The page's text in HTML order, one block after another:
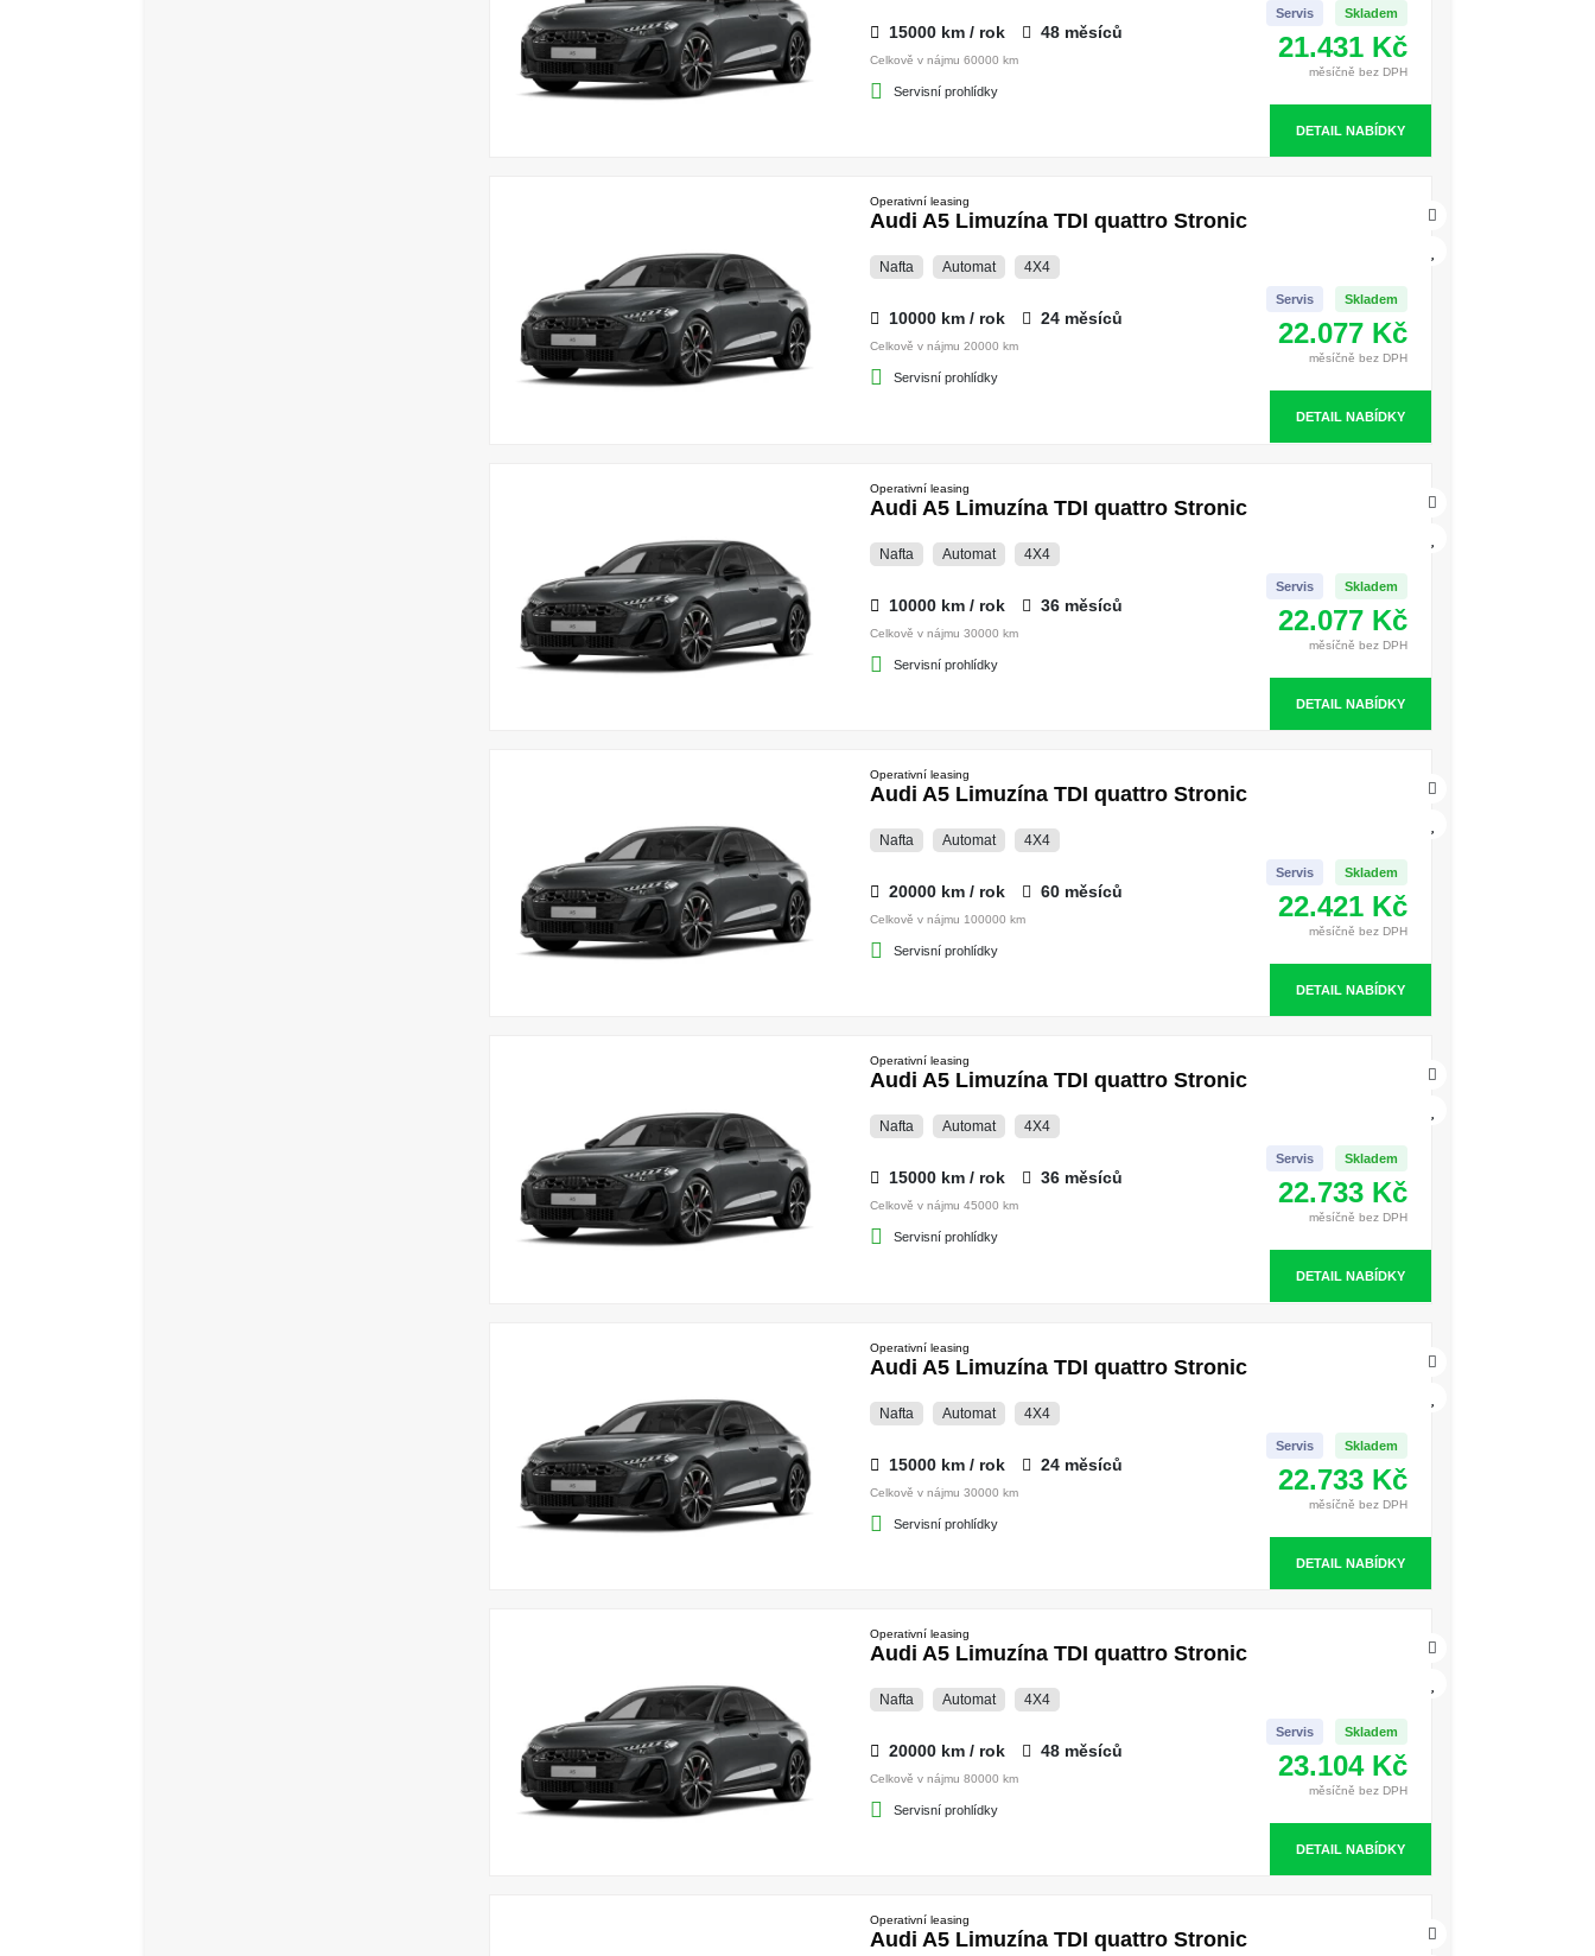
15000 km / rok 48 měsíců
Celkově v nájmu 60000 km
Servisní prohlídky
Skladem
Servis
21.431 Kč
měsíčně bez DPH
DETAIL NABÍDKY
Operativní leasing
Audi A5 Limuzína TDI quattro Stronic
Nafta Automat 4X4
10000 km / rok 24 měsíců
Celkově v nájmu 20000 km
Servisní prohlídky
Skladem
Servis
22.077 Kč
měsíčně bez DPH
DETAIL NABÍDKY
Operativní leasing
Audi A5 Limuzína TDI quattro Stronic
Nafta Automat 4X4
10000 km / rok 36 měsíců
Celkově v nájmu 30000 km
Servisní prohlídky
Skladem
Servis
22.077 Kč
měsíčně bez DPH
DETAIL NABÍDKY
Operativní leasing
Audi A5 Limuzína TDI quattro Stronic
Nafta Automat 4X4
20000 km / rok 60 měsíců
Celkově v nájmu 100000 km
Servisní prohlídky
Skladem
Servis
22.421 Kč
měsíčně bez DPH
DETAIL NABÍDKY
Operativní leasing
Audi A5 Limuzína TDI quattro Stronic
Nafta Automat 4X4
15000 km / rok 36 měsíců
Celkově v nájmu 45000 km
Servisní prohlídky
Skladem
Servis
22.733 Kč
měsíčně bez DPH
DETAIL NABÍDKY
Operativní leasing
Audi A5 Limuzína TDI quattro Stronic
Nafta Automat 4X4
15000 km / rok 24 měsíců
Celkově v nájmu 30000 km
Servisní prohlídky
Skladem
Servis
22.733 Kč
měsíčně bez DPH
DETAIL NABÍDKY
Operativní leasing
Audi A5 Limuzína TDI quattro Stronic
Nafta Automat 4X4
20000 km / rok 48 měsíců
Celkově v nájmu 80000 km
Servisní prohlídky
Skladem
Servis
23.104 Kč
měsíčně bez DPH
DETAIL NABÍDKY
Operativní leasing
Audi A5 Limuzína TDI quattro Stronic